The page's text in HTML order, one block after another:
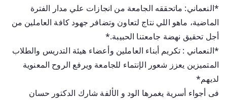
*النعماني: ماتحققه الجامعة من انجازات علي مدار الفترة
الماضية، ماهو اللي نتاج لتعاون وتضافر جهود كافة العاملين من
أجل تحقيق نهضة جامعتنا الحبيبة.*
*النعماني : تكريم أبناء العاملين وأعضاء هيئة التدريس والطلاب
المتميزين يعزز شعور الإنتماء للجامعة ويرفع الروح المعنوية
لديهم*
فى أجواء أسرية يغمرها الود و الألفة شارك الدكتور حسان